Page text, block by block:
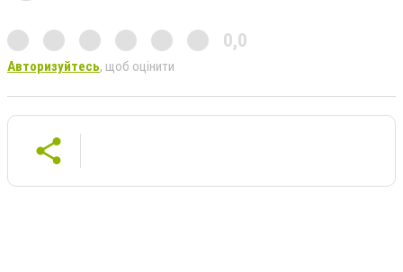
0,0
Авторизуйтесь, щоб оцінити